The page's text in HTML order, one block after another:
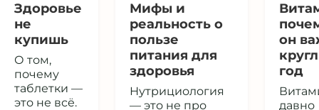
Здоровье
не
купишь
О том,
почему
таблетки —
это не всё.
Мифы и
реальность о
пользе
питания для
здоровья
Нутрициология
— это не про
он
год
давно